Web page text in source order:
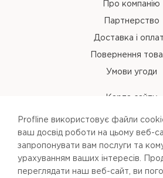
Про компанію
Партнерство
Доставка і
Повернення
Умови угоди
Карта сайту
КОНТАКТИ
+38 (067) 238-
info@pl-
Profline використовує файли
ваш досвід роботи на цьому веб-
запропонувати вам послуги та
урахуванням ваших інтересів.
переглядати наш веб-сайт, ви